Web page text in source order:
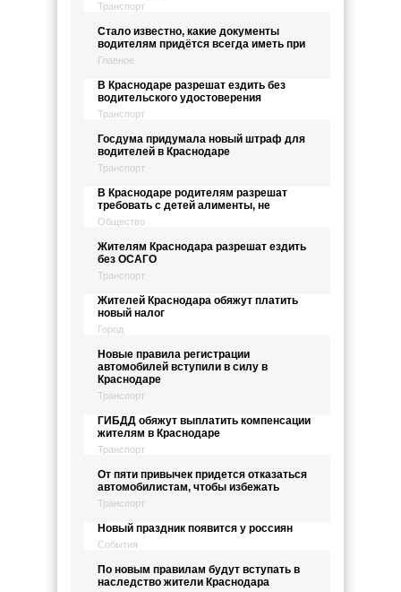
Транспорт
Стало известно, какие документы
водителям придётся всегда иметь при
Главное
В Краснодаре разрешат ездить без
водительского удостоверения
Транспорт
Госдума придумала новый штраф для
водителей в Краснодаре
Транспорт
В Краснодаре родителям разрешат
требовать с детей алименты, не
Общество
Жителям Краснодара разрешат ездить
без ОСАГО
Транспорт
Жителей Краснодара обяжут платить
новый налог
Город
Новые правила регистрации
автомобилей вступили в силу в
Краснодаре
Транспорт
ГИБДД обяжут выплатить компенсации
жителям в Краснодаре
Транспорт
От пяти привычек придется отказаться
автомобилистам, чтобы избежать
Транспорт
Новый праздник появится у россиян
События
По новым правилам будут вступать в
наследство жители Краснодара